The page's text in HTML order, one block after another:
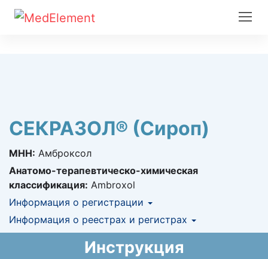
СЕКРАЗОЛ® (Сироп)
МНН: Амброксол
Анатомо-терапевтическо-химическая
классификация: Ambroxol
Информация о регистрации
Номер регистрации в РК:№ РК-ЛС-5№016348
Информация о реестрах и регистрах
национальный формуляр лекарственных
Инструкция